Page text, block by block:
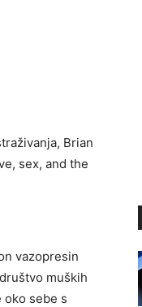
Brian
sex, and the
vazopresin
muških
sebe s